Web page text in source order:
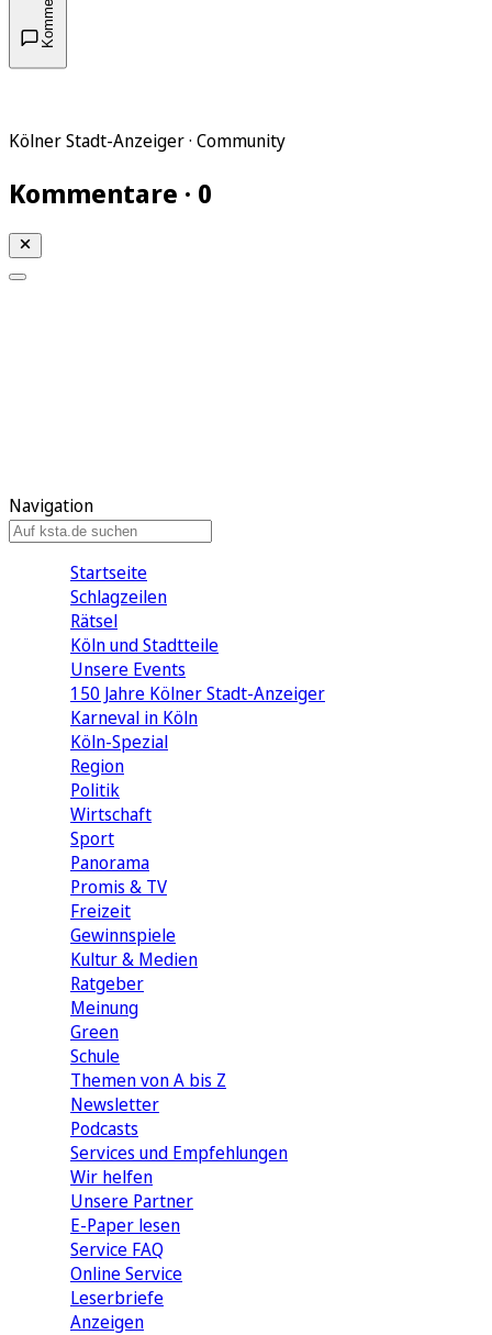
Kölner Stadt-Anzeiger · Community
Kommentare · 0
Navigation
Startseite
Schlagzeilen
Rätsel
Köln und Stadtteile
Unsere Events
150 Jahre Kölner Stadt-Anzeiger
Karneval in Köln
Köln-Spezial
Region
Politik
Wirtschaft
Sport
Panorama
Promis & TV
Freizeit
Gewinnspiele
Kultur & Medien
Ratgeber
Meinung
Green
Schule
Themen von A bis Z
Newsletter
Podcasts
Services und Empfehlungen
Wir helfen
Unsere Partner
E-Paper lesen
Service FAQ
Online Service
Leserbriefe
Anzeigen